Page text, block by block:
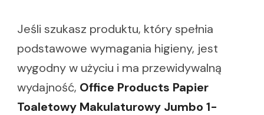
Jeśli szukasz produktu, który spełnia
podstawowe wymagania higieny, jest
wygodny w użyciu i ma przewidywalną
wydajność, Office Products Papier
Toaletowy Makulaturowy Jumbo 1-